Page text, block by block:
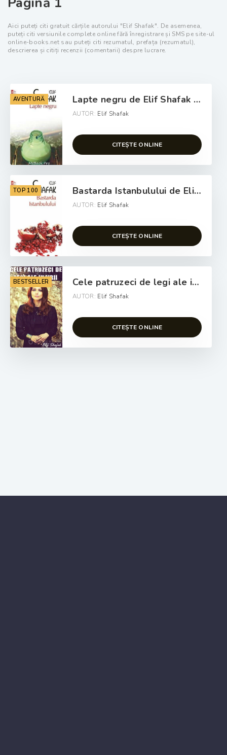
Aici puteți citi gratuit cărțile autorului "Elif Shafak". De asemenea,
puteți citi versiunile complete online fără înregistrare și SMS pe site-ul
online-books.net sau puteți citi rezumatul, prefața (rezumatul),
descrierea și citiți recenzii (comentarii) despre lucrare.
AVENTURĂ Lapte negru de Elif Shafak gratis bestseller online gratis PDf 📖
AUTOR: Elif Shafak
CITEȘTE ONLINE
TOP 100 Bastarda Istanbulului de Elif Shafak citește top romane .pdf 📖
AUTOR: Elif Shafak
CITEȘTE ONLINE
BESTSELLER Cele patruzeci de legi ale iubirii de Elif Shafak descarca cartea online .pdf 📖
AUTOR: Elif Shafak
CITEȘTE ONLINE